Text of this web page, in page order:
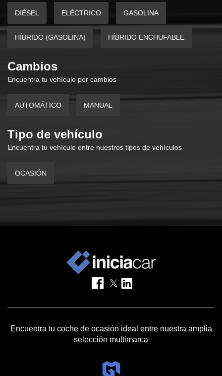
DIÉSEL ELÉCTRICO GASOLINA
HÍBRIDO (GASOLINA) HÍBRIDO ENCHUFABLE
Cambios
Encuentra tu vehículo por cambios
AUTOMÁTICO MANUAL
Tipo de vehículo
Encuentra tu vehículo entre nuestros tipos de vehículos
OCASIÓN
Encuentra tu coche de ocasión ideal entre nuestra amplia
selección multimarca